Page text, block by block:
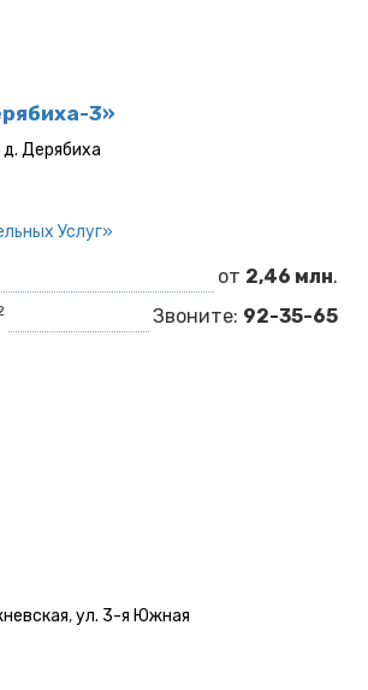
3»
д. Дерябиха
Услуг»
от 2,46 млн.
Звоните: 92-35-65
,ул. 3-я Южная